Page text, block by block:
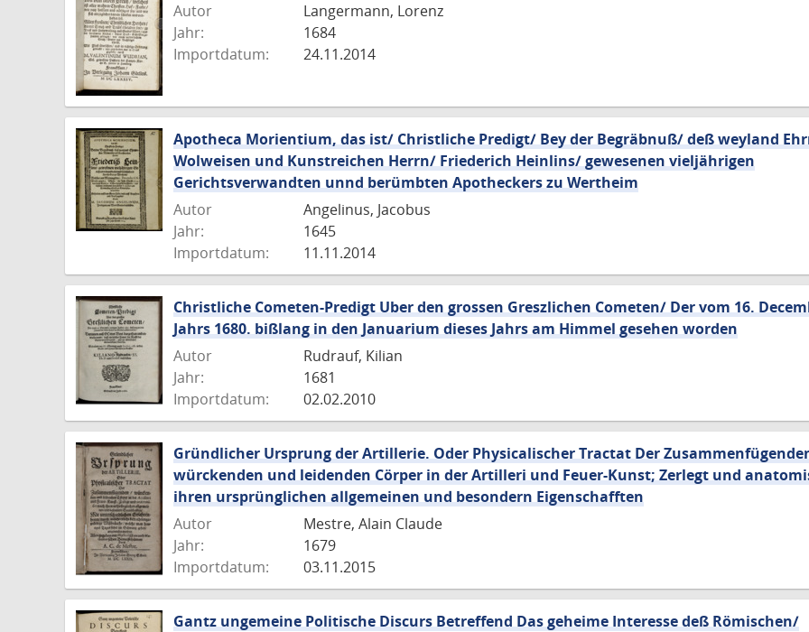
Autor
Langermann, Lorenz
Jahr:
1684
Importdatum:
24.11.2014
Apotheca Morientium, das ist/ Christliche Predigt/ Bey der Begräbnuß/ deß weyland
Wolweisen und Kunstreichen Herrn/ Friederich Heinlins/ gewesenen vieljährigen
Gerichtsverwandten unnd berümbten Apotheckers zu Wertheim
Autor
Angelinus, Jacobus
Jahr:
1645
Importdatum:
11.11.2014
Christliche Cometen-Predigt Uber den grossen Greszlichen Cometen/ Der vom 16.
Jahrs 1680. bißlang in den Januarium dieses Jahrs am Himmel gesehen worden
Autor
Rudrauf, Kilian
Jahr:
1681
Importdatum:
02.02.2010
Gründlicher Ursprung der Artillerie. Oder Physicalischer Tractat Der
würckenden und leidenden Cörper in der Artilleri und Feuer-Kunst; Zerlegt und
ihren ursprünglichen allgemeinen und besondern Eigenschafften
Autor
Mestre, Alain Claude
Jahr:
1679
Importdatum:
03.11.2015
Gantz ungemeine Politische Discurs Betreffend Das geheime Interesse deß Römischen/